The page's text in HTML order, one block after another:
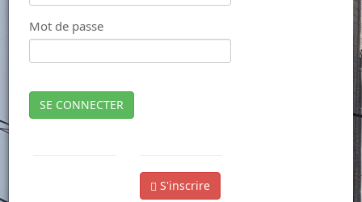
Mot de passe
SE CONNECTER
S'inscrire